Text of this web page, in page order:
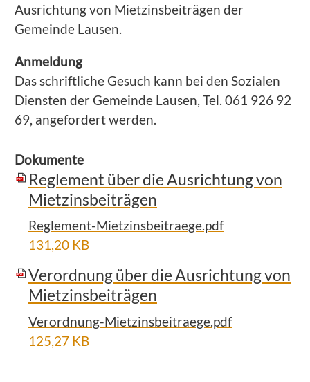
Ausrichtung von Mietzinsbeiträgen der
Gemeinde Lausen.
Anmeldung
Das schriftliche Gesuch kann bei den Sozialen
Diensten der Gemeinde Lausen, Tel. 061 926 92
69, angefordert werden.
Dokumente
Reglement über die Ausrichtung von
Mietzinsbeiträgen
Reglement-Mietzinsbeitraege.pdf
131,20 KB
Verordnung über die Ausrichtung von
Mietzinsbeiträgen
Verordnung-Mietzinsbeitraege.pdf
125,27 KB